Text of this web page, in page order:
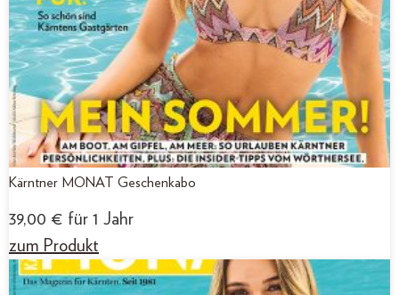
Kärntner MONAT Geschenkabo
39,00 € für 1 Jahr
zum Produkt